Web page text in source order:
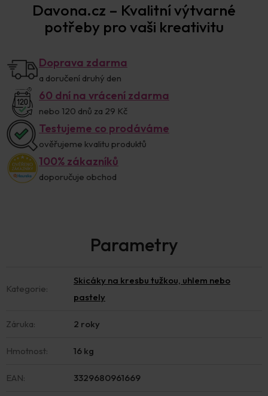
Davona.cz – Kvalitní výtvarné
potřeby pro vaši kreativitu
Doprava zdarma
a doručení druhý den
60 dní na vrácení zdarma
nebo 120 dnů za 29 Kč
Testujeme co prodáváme
ověřujeme kvalitu produktů
100% zákazníků
doporučuje obchod
Kategorie:
Skicáky na kresbu tužkou, uhlem nebo
pastely
Záruka: 2 roky
Hmotnost: 16 kg
EAN: 3329680961669